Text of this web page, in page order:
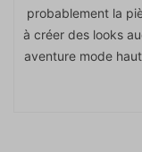
probablement la
à créer des looks
aventure mode